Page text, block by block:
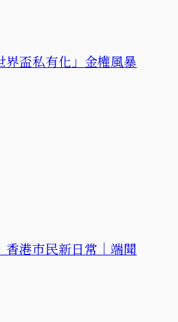
盃私有化」金權風暴
香港市民新日常｜端聞